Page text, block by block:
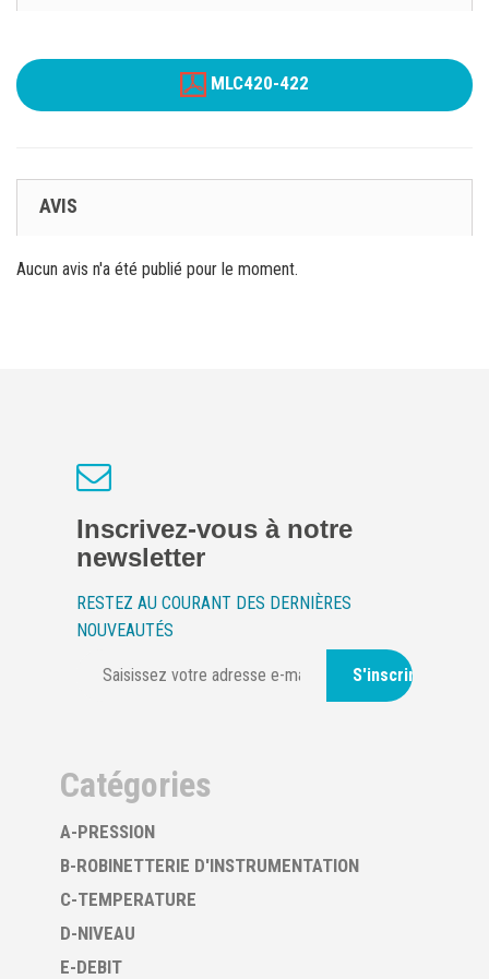
MLC420-422
AVIS
Aucun avis n'a été publié pour le moment.
Inscrivez-vous à notre
newsletter
RESTEZ AU COURANT DES DERNIÈRES
NOUVEAUTÉS
S'inscrire
Catégories
A-PRESSION
B-ROBINETTERIE D'INSTRUMENTATION
C-TEMPERATURE
D-NIVEAU
E-DEBIT